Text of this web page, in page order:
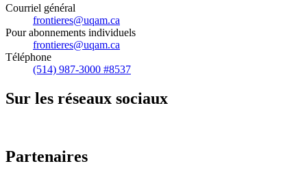
Courriel général
frontieres@uqam.ca
Pour abonnements individuels
frontieres@uqam.ca
Téléphone
(514) 987-3000 #8537
Sur les réseaux sociaux
Partenaires